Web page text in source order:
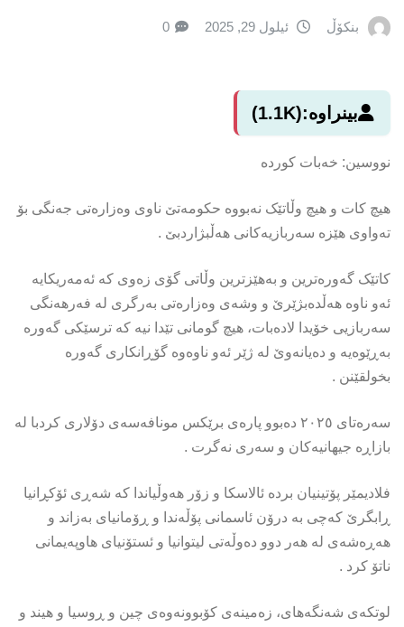
بنکۆڵ ئیلول 29, 2025 0
بینراوە:(1.1K)
نووسین: خەبات کوردە
هیچ کات و هیچ وڵاتێک نەبووە حکومەتێ ناوی وەزارەتی جەنگی بۆ
تەواوی هێزە سەربازیەکانی هەڵبژاردبێ .
کاتێک گەورەترین و بەهێزترین وڵاتی گۆی زەوی کە ئەمەریکایە
ئەو ناوە هەڵدەبژێرێ و وشەی وەزارەتی بەرگری لە فەرهەنگی
سەربازیی خۆیدا لادەبات، هیچ گومانی تێدا نیە کە ترسێکی گەورە
بەڕێوەیە و دەیانەوێ لە ژێر ئەو ناوەوە گۆڕانکاری گەورە
بخولقێنن .
سەرەتای ۲٠۲٥ دەبوو پارەی برێکس مونافەسەی دۆلاری کردبا لە
بازاڕە جیهانیەکان و سەری نەگرت .
فلادیمێر پۆتینیان بردە ئالاسکا و زۆر هەوڵیاندا کە شەڕی ئۆکڕانیا
ڕابگرێ کەچی بە درۆن ئاسمانی پۆڵەندا و ڕۆمانیای بەزاند و
هەڕەشەی لە هەر دوو دەوڵەتی لیتوانیا و ئستۆنیای هاوپەیمانی
ناتۆ کرد .
لوتکەی شەنگەهای، زەمینەی کۆبوونەوەی چین و ڕوسیا و هیند و